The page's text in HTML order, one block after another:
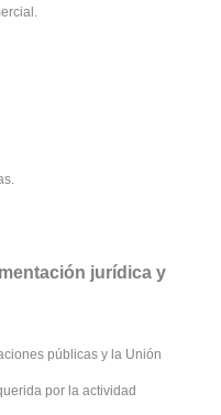
jurídica y
públicas y la Unión
por la actividad